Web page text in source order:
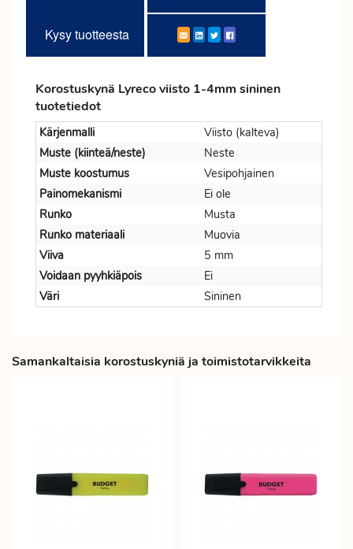
Kysy tuotteesta
Korostuskynä Lyreco viisto 1-4mm sininen
tuotetiedot
Kärjenmalli
Viisto (kalteva)
Muste (kiinteä/neste)
Neste
Muste koostumus
Vesipohjainen
Painomekanismi
Ei ole
Runko
Musta
Runko materiaali
Muovia
Viiva
5 mm
Voidaan pyyhkiäpois
Ei
Väri
Sininen
Samankaltaisia korostuskyniä ja toimistotarvikkeita